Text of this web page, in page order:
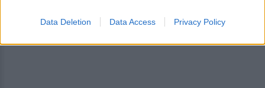
Data Deletion Data Access Privacy Policy